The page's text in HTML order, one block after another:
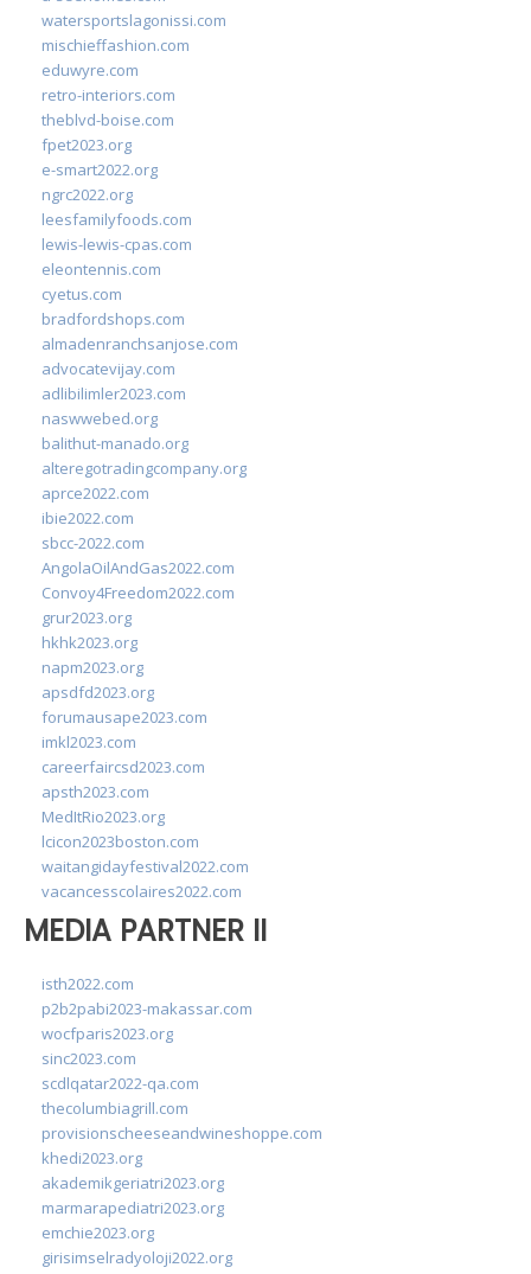
watersportslagonissi.com
mischieffashion.com
eduwyre.com
retro-interiors.com
theblvd-boise.com
fpet2023.org
e-smart2022.org
ngrc2022.org
leesfamilyfoods.com
lewis-lewis-cpas.com
eleontennis.com
cyetus.com
bradfordshops.com
almadenranchsanjose.com
advocatevijay.com
adlibilimler2023.com
naswwebed.org
balithut-manado.org
alteregotradingcompany.org
aprce2022.com
ibie2022.com
sbcc-2022.com
AngolaOilAndGas2022.com
Convoy4Freedom2022.com
grur2023.org
hkhk2023.org
napm2023.org
apsdfd2023.org
forumausape2023.com
imkl2023.com
careerfaircsd2023.com
apsth2023.com
MedItRio2023.org
lcicon2023boston.com
waitangidayfestival2022.com
vacancesscolaires2022.com
MEDIA PARTNER II
isth2022.com
p2b2pabi2023-makassar.com
wocfparis2023.org
sinc2023.com
scdlqatar2022-qa.com
thecolumbiagrill.com
provisionscheeseandwineshoppe.com
khedi2023.org
akademikgeriatri2023.org
marmarapediatri2023.org
emchie2023.org
girisimselradyoloji2022.org